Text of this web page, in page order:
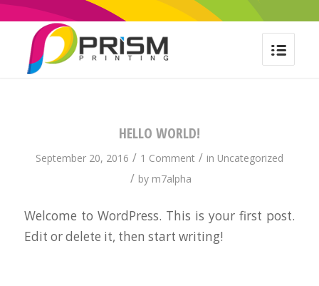
HELLO WORLD!
September 20, 2016 / 1 Comment / in Uncategorized
/ by m7alpha
Welcome to WordPress. This is your first post.
Edit or delete it, then start writing!